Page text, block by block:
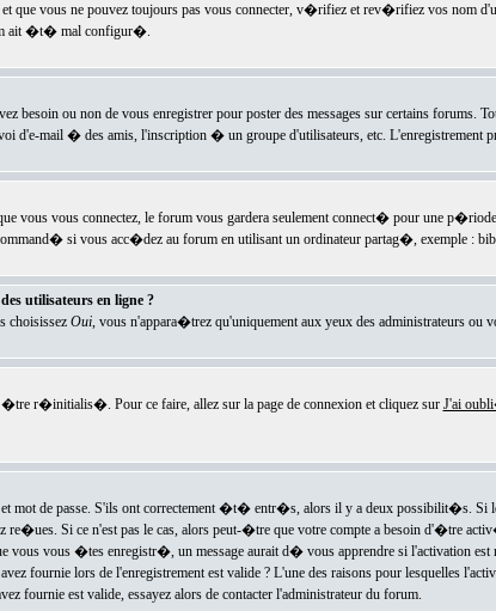
vous ne pouvez toujours pas vous connecter, v�rifiez et rev�rifiez vos nom
ait �t� mal configur�.
besoin ou non de vous enregistrer pour poster des messages sur certains
d'e-mail � des amis, l'inscription � un groupe d'utilisateurs, etc. L'enregistrement
vous vous connectez, le forum vous gardera seulement connect� pour une
si vous acc�dez au forum en utilisant un ordinateur partag�, exemple
utilisateurs en ligne ?
choisissez Oui, vous n'appara�trez qu'uniquement aux yeux des administrateurs
r�initialis�. Pour ce faire, allez sur la page de connexion et cliquez sur J'ai
mot de passe. S'ils ont correctement �t� entr�s, alors il y a deux possibilit�s. Si
re�ues. Si ce n'est pas le cas, alors peut-�tre que votre compte a besoin d'�tre
vous vous �tes enregistr�, un message aurait d� vous apprendre si l'activation
fournie lors de l'enregistrement est valide ? L'une des raisons pour lesquelles
fournie est valide, essayez alors de contacter l'administrateur du forum.